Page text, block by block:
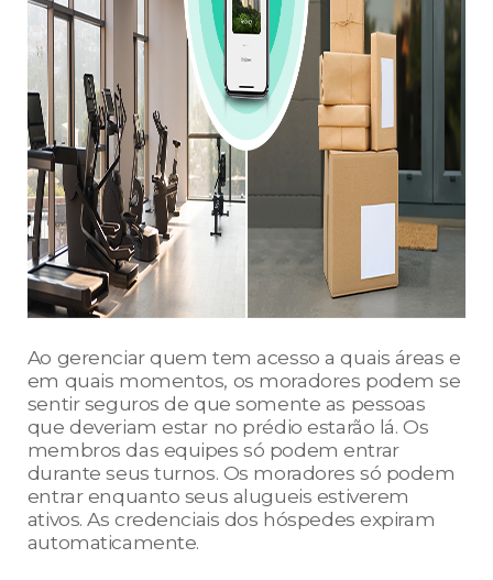
Ao gerenciar quem tem acesso a quais áreas e
em quais momentos, os moradores podem se
sentir seguros de que somente as pessoas
que deveriam estar no prédio estarão lá. Os
membros das equipes só podem entrar
durante seus turnos. Os moradores só podem
entrar enquanto seus alugueis estiverem
ativos. As credenciais dos hóspedes expiram
automaticamente.